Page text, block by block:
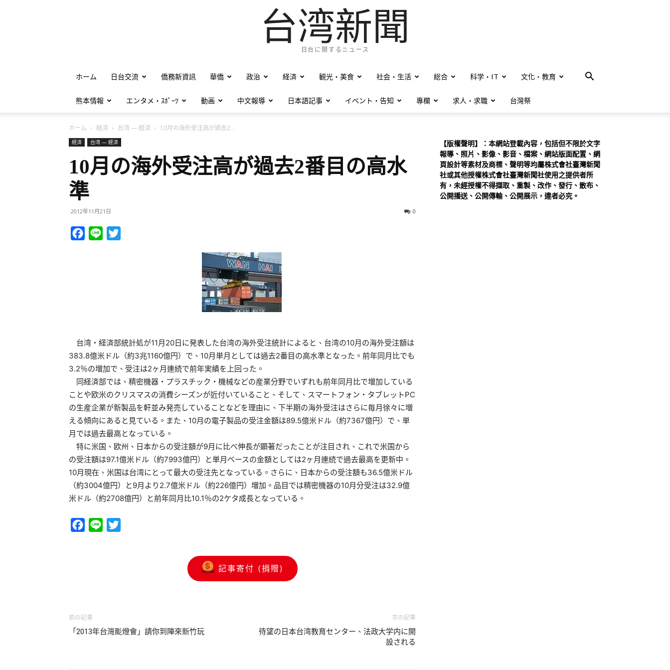
台湾新聞
日台に関するニュース
ホーム 日台交流 僑務新資訊 華僑 政治 経済 観光・美食 社会・生活 総合 科学・IT 文化・教育
熊本情報 エンタメ・ｽﾎﾟｰﾂ 動画 中文報導 日本語記事 イベント・告知 專欄 求人・求職 台灣祭
ホーム 経済 台湾 — 経済 10月の海外受注高が過去2...
経済 台湾 — 経済
10月の海外受注高が過去2番目の高水
準
2012年11月21日 0
Facebook
Line
台湾・経済部統計処が11月20日に発表した台湾の海外受注統計によると、台湾の10月の海外受注額は
383.8億米ドル（約3兆1160億円）で、10月単月としては過去2番目の高水準となった。前年同月比でも
3.2％の増加で、受注は2ヶ月連続で前年実績を上回った。
同経済部では、精密機器・プラスチック・機械などの産業分野でいずれも前年同月比で増加している
ことや欧米のクリスマスの消費シーズンが近付いていること、そして、スマートフォン・タブレットPC
の生産企業が新製品を軒並み発売していることなどを理由に、下半期の海外受注はさらに毎月徐々に増
える傾向にあると見ている。また、10月の電子製品の受注金額は89.5億米ドル（約7367億円）で、単
月では過去最高となっている。
特に米国、欧州、日本からの受注額が9月に比べ伸長が顕著だったことが注目され、これで米国から
の受注額は97.1億米ドル（約7993億円）と単月ベースの金額としては2ヶ月連続で過去最高を更新中。
10月現在、米国は台湾にとって最大の受注先となっている。さらに、日本からの受注額も36.5億米ドル
（約3004億円）と9月より2.7億米ドル（約226億円）増加。品目では精密機器の10月分受注は32.9億
米ドル（約2708億円）と前年同月比10.1％の2ケタ成長となっている。
Facebook
Line
記事寄付 (捐贈)
前の記事
「2013年台灣颩燈會」請你到陣來新竹玩
次の記事
待望の日本台湾教育センター、法政大学内に開
設される
【版權聲明】：本網站登載內容，包括但不限於文字
報導、照片、影像、影音、檔案、網站版面配置、網
頁設計等素材及商標、聲明等均屬株式會社臺灣新聞
社或其他授權株式會社臺灣新聞社使用之提供者所
有，未經授權不得擷取、重製、改作、發行、散布、
公開播送、公開傳輸、公開展示，違者必究。